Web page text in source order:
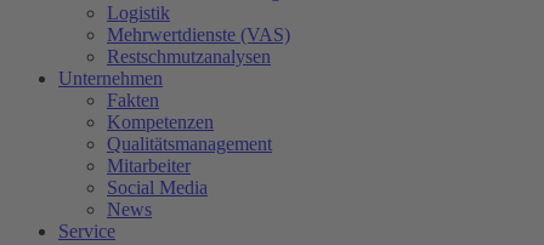
Logistik
Mehrwertdienste (VAS)
Restschmutzanalysen
Unternehmen
Fakten
Kompetenzen
Qualitätsmanagement
Mitarbeiter
Social Media
News
Service